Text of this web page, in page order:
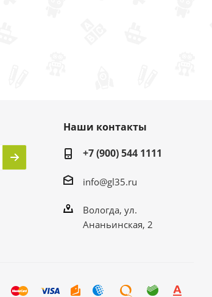
Наши контакты
+7 (900) 544 1111
info@gl35.ru
Вологда, ул.
Ананьинская, 2